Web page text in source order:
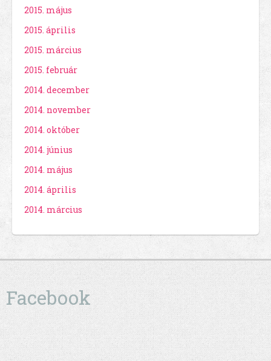
2015. május
2015. április
2015. március
2015. február
2014. december
2014. november
2014. október
2014. június
2014. május
2014. április
2014. március
Facebook